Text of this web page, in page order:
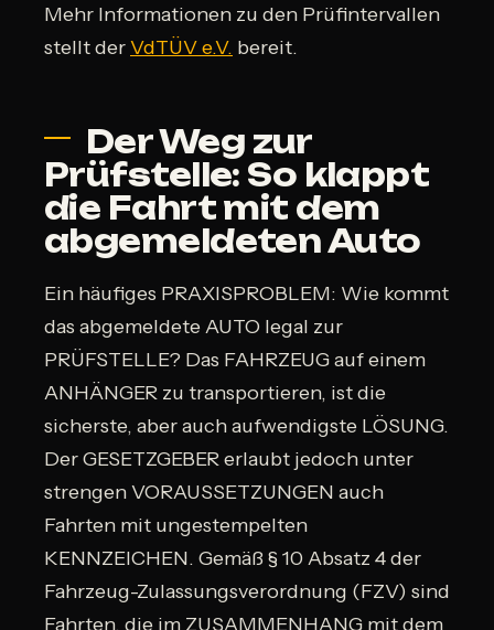
Mehr Informationen zu den Prüfintervallen
stellt derVdTÜV e.V. bereit.
Der Weg zur
Prüfstelle: So klappt
die Fahrt mit dem
abgemeldeten Auto
Ein häufiges PRAXISPROBLEM: Wie kommt
das abgemeldete AUTO legal zur
PRÜFSTELLE? Das FAHRZEUG auf einem
ANHÄNGER zu transportieren, ist die
sicherste, aber auch aufwendigste LÖSUNG.
Der GESETZGEBER erlaubt jedoch unter
strengen VORAUSSETZUNGEN auch
Fahrten mit ungestempelten
KENNZEICHEN. Gemäß § 10 Absatz 4 der
Fahrzeug-Zulassungsverordnung (FZV) sind
Fahrten, die im ZUSAMMENHANG mit dem